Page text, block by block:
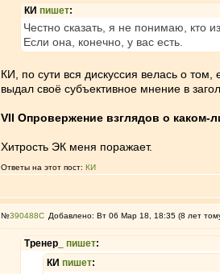
КИ пишет:
Честно сказать, я не понимаю, кто
Если она, конечно, у вас есть.
КИ, по сути вся дискуссия велась о
выдал своё субъективное мнение в
VII Опровержение взглядов о
Хитрость ЭК меня поражает.
Ответы на этот пост: КИ
№390488 Добавлено: Вт 06 Мар 18, 18:35 (8 лет
Тренер_ пишет:
КИ пишет: